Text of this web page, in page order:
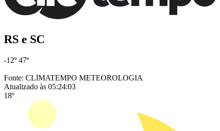
RS e SC
-12º 47º
Fonte: CLIMATEMPO METEOROLOGIA
Atualizado às 05:24:03
18º